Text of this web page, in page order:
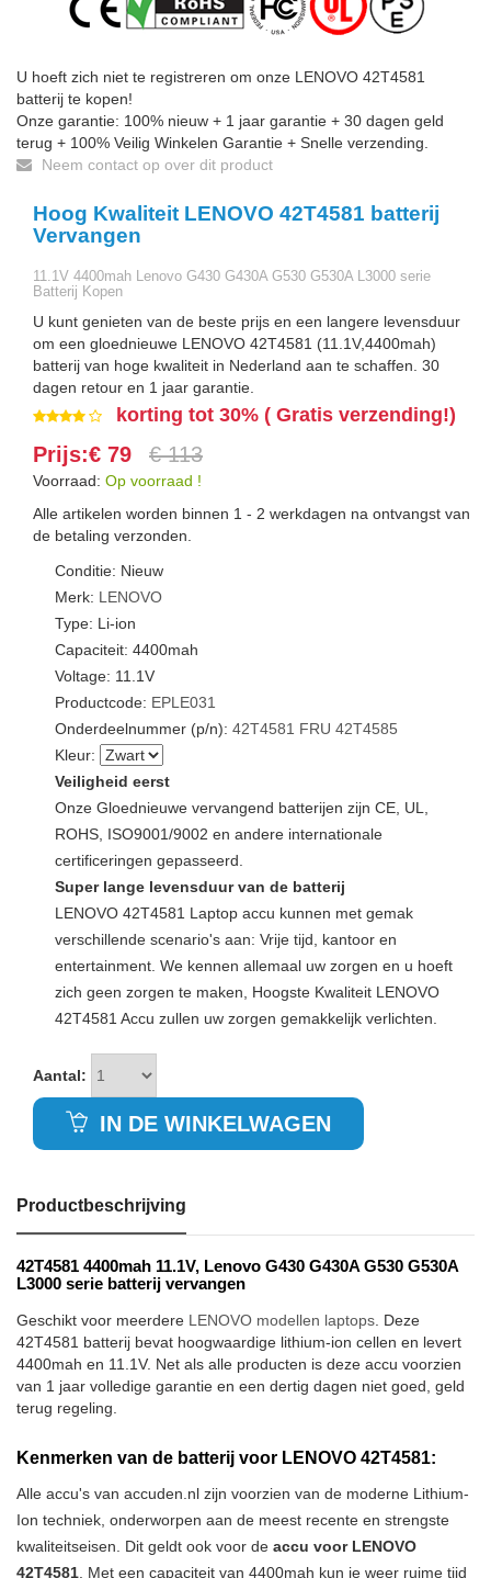
U hoeft zich niet te registreren om onze LENOVO 42T4581
batterij te kopen!
Onze garantie: 100% nieuw + 1 jaar garantie + 30 dagen geld
terug + 100% Veilig Winkelen Garantie + Snelle verzending.
Neem contact op over dit product
Hoog Kwaliteit LENOVO 42T4581 batterij
Vervangen
11.1V 4400mah Lenovo G430 G430A G530 G530A L3000 serie
Batterij Kopen
U kunt genieten van de beste prijs en een langere levensduur
om een gloednieuwe LENOVO 42T4581 (11.1V,4400mah)
batterij van hoge kwaliteit in Nederland aan te schaffen. 30
dagen retour en 1 jaar garantie.
korting tot 30% ( Gratis verzending!)
Prijs:€ 79 € 113
Voorraad: Op voorraad !
Alle artikelen worden binnen 1 - 2 werkdagen na ontvangst van
de betaling verzonden.
Conditie: Nieuw
Merk: LENOVO
Type: Li-ion
Capaciteit: 4400mah
Voltage: 11.1V
Productcode: EPLE031
Onderdeelnummer (p/n): 42T4581 FRU 42T4585
Kleur:
Veiligheid eerst
Onze Gloednieuwe vervangend batterijen zijn CE, UL,
ROHS, ISO9001/9002 en andere internationale
certificeringen gepasseerd.
Super lange levensduur van de batterij
LENOVO 42T4581 Laptop accu kunnen met gemak
verschillende scenario's aan: Vrije tijd, kantoor en
entertainment. We kennen allemaal uw zorgen en u hoeft
zich geen zorgen te maken, Hoogste Kwaliteit LENOVO
42T4581 Accu zullen uw zorgen gemakkelijk verlichten.
Aantal:
IN DE WINKELWAGEN
Productbeschrijving
42T4581 4400mah 11.1V, Lenovo G430 G430A G530 G530A
L3000 serie batterij vervangen
Geschikt voor meerdere LENOVO modellen laptops . Deze
42T4581 batterij bevat hoogwaardige lithium-ion cellen en levert
4400mah en 11.1V. Net als alle producten is deze accu voorzien
van 1 jaar volledige garantie en een dertig dagen niet goed, geld
terug regeling.
Kenmerken van de batterij voor LENOVO 42T4581:
Alle accu's van accuden.nl zijn voorzien van de moderne Lithium-
Ion techniek, onderworpen aan de meest recente en strengste
kwaliteitseisen. Dit geldt ook voor de accu voor LENOVO
42T4581 . Met een capaciteit van 4400mah kun je weer ruime tijd